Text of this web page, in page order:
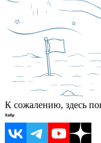
К сожалению, здесь